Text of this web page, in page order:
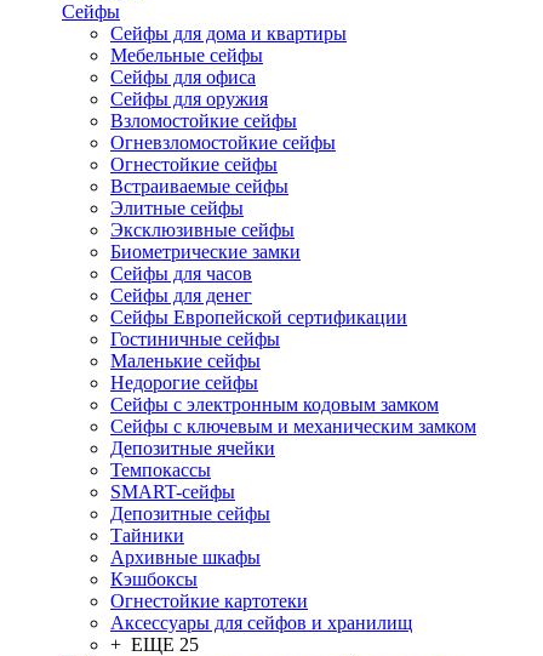
Сейфы
Сейфы для дома и квартиры
Мебельные сейфы
Сейфы для офиса
Сейфы для оружия
Взломостойкие сейфы
Огневзломостойкие сейфы
Огнестойкие сейфы
Встраиваемые сейфы
Элитные сейфы
Эксклюзивные сейфы
Биометрические замки
Сейфы для часов
Сейфы для денег
Сейфы Европейской сертификации
Гостиничные сейфы
Маленькие сейфы
Недорогие сейфы
Сейфы с электронным кодовым замком
Сейфы с ключевым и механическим замком
Депозитные ячейки
Темпокассы
SMART-сейфы
Депозитные сейфы
Тайники
Архивные шкафы
Кэшбоксы
Огнестойкие картотеки
Аксессуары для сейфов и хранилищ
+ ЕЩЕ 25